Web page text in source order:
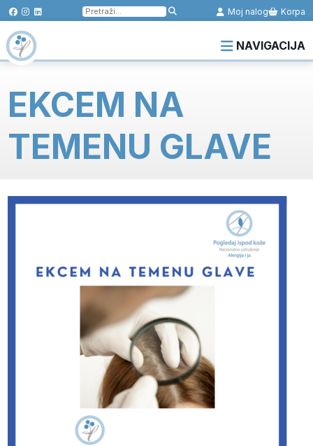
Pretraga
za:
Moj nalog Korpa
NAVIGACIJA
EKCEM NA
TEMENU GLAVE